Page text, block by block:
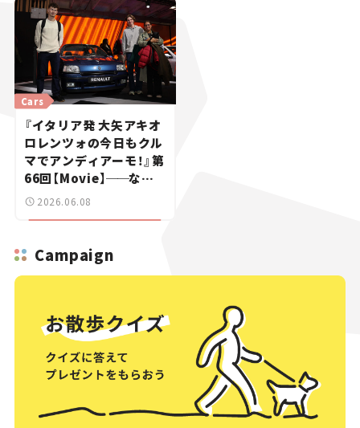
Cars
『イタリア発 大矢アキオ
ロレンツォの今日もクル
マでアンディアーモ！』第
66回【Movie】──なぜ
「不鮮明」がトレンドに？
2026.06.08
Campaign